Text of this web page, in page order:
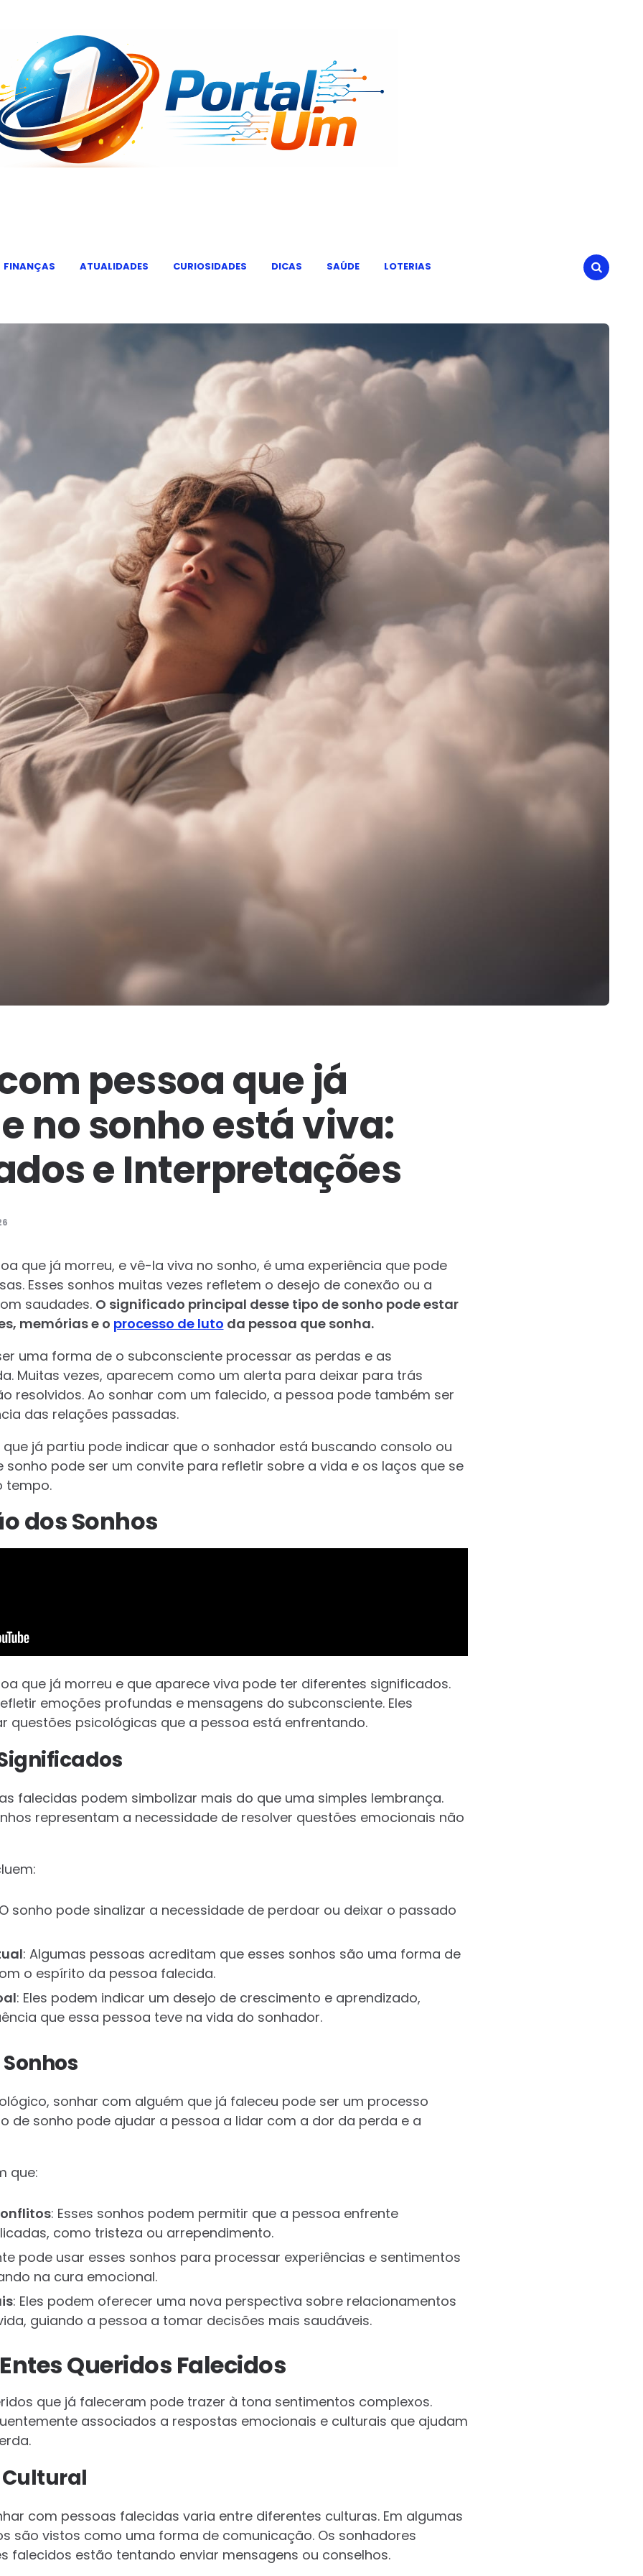
FINANÇAS ATUALIDADES CURIOSIDADES DICAS SAÚDE
LOTERIAS
pessoa que já
no sonho está viva:
e Interpretações
que já morreu, e vê-la viva no sonho, é uma experiência que pode
Esses sonhos muitas vezes refletem o desejo de conexão ou a
saudades. O significado principal desse tipo de sonho pode estar
memórias e o processo de luto da pessoa que sonha.
uma forma de o subconsciente processar as perdas e as
Muitas vezes, aparecem como um alerta para deixar para trás
resolvidos. Ao sonhar com um falecido, a pessoa pode também ser
das relações passadas.
já partiu pode indicar que o sonhador está buscando consolo ou
sonho pode ser um convite para refletir sobre a vida e os laços que se
tempo.
dos Sonhos
que já morreu e que aparece viva pode ter diferentes significados.
emoções profundas e mensagens do subconsciente. Eles
questões psicológicas que a pessoa está enfrentando.
falecidas podem simbolizar mais do que uma simples lembrança.
representam a necessidade de resolver questões emocionais não
sonho pode sinalizar a necessidade de perdoar ou deixar o passado
: Algumas pessoas acreditam que esses sonhos são uma forma de
o espírito da pessoa falecida.
: Eles podem indicar um desejo de crescimento e aprendizado,
que essa pessoa teve na vida do sonhador.
sonhar com alguém que já faleceu pode ser um processo
de sonho pode ajudar a pessoa a lidar com a dor da perda e a
que:
: Esses sonhos podem permitir que a pessoa enfrente
como tristeza ou arrependimento.
pode usar esses sonhos para processar experiências e sentimentos
na cura emocional.
: Eles podem oferecer uma nova perspectiva sobre relacionamentos
guiando a pessoa a tomar decisões mais saudáveis.
Queridos Falecidos
que já faleceram pode trazer à tona sentimentos complexos.
associados a respostas emocionais e culturais que ajudam
com pessoas falecidas varia entre diferentes culturas. Em algumas
são vistos como uma forma de comunicação. Os sonhadores
falecidos estão tentando enviar mensagens ou conselhos.